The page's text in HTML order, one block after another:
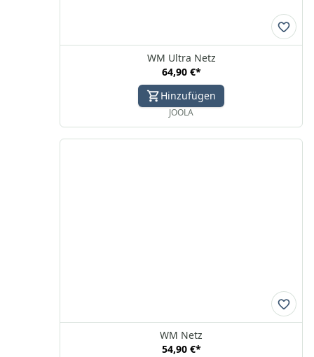
WM Ultra Netz
64,90 €*
Hinzufügen
JOOLA
WM Netz
54,90 €*